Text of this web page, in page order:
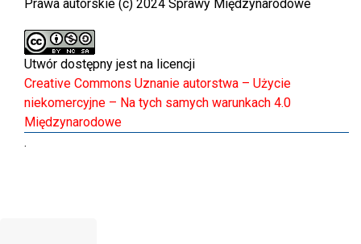
Prawa autorskie (c) 2024 Sprawy Międzynarodowe
Utwór dostępny jest na licencji
Creative Commons Uznanie autorstwa – Użycie
niekomercyjne – Na tych samych warunkach 4.0
Międzynarodowe
.